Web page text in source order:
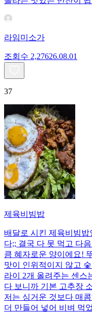
라임미소가
조회수 2,27626.08.01
37
제육비빔밥
배달로 시킨 제육비빔밥
다;; 결국 다 못 먹고 다
큼 혜자로운 양이에요!
맛이 인위적이지 않고
라이 2개 올려주는 센스
다 보니까 기본 고추장
저는 싱거운 것보다 매
더 만들어 넣어 비벼 먹